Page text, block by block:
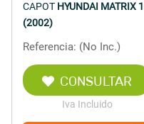
CAPOT HYUNDAI MATRIX
(2002)
Referencia: (No Inc.)
CONSULTAR
Iva Incluido